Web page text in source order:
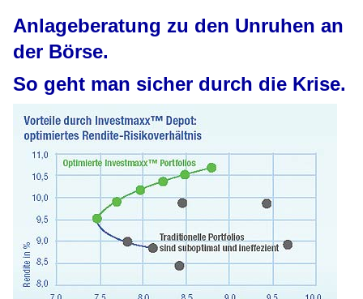
Anlageberatung zu den Unruhen an
der Börse.
So geht man sicher durch die Krise.